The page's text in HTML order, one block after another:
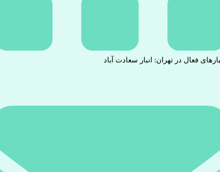
فعال در تهران: انبار سعادت آباد